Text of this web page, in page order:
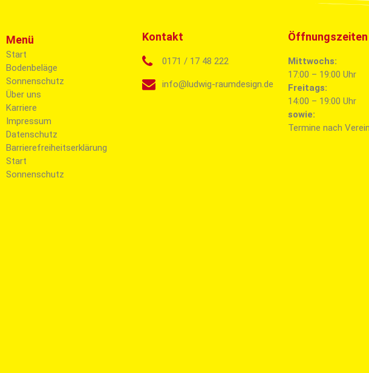
Menü
Start
Bodenbeläge
Sonnenschutz
Über uns
Karriere
Impressum
Datenschutz
Barrierefreiheitserklärung
Start
Sonnenschutz
Kontakt
0171 / 17 48 222
info@ludwig-raumdesign.de
Öffnungszeiten
Mittwochs:
17:00 – 19:00 Uhr
Freitags:
14:00 – 19:00 Uhr
sowie:
Termine nach